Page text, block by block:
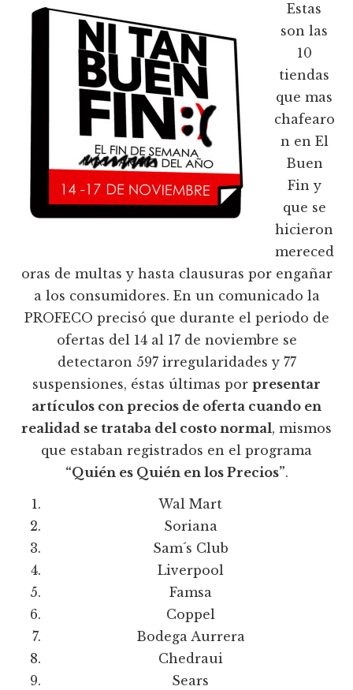
Estas
son las
10
tiendas
que mas
chafearo
n en El
Buen
Fin y
que se
hicieron
mereced
oras de multas y hasta clausuras por engañar
a los consumidores. En un comunicado la
PROFECO precisó que durante el periodo de
ofertas del 14 al 17 de noviembre se
detectaron 597 irregularidades y 77
suspensiones, éstas últimas por presentar
artículos con precios de oferta cuando en
realidad se trataba del costo normal, mismos
que estaban registrados en el programa
“Quién es Quién en los Precios”.
Wal Mart
Soriana
Sam´s Club
Liverpool
Famsa
Coppel
Bodega Aurrera
Chedraui
Sears